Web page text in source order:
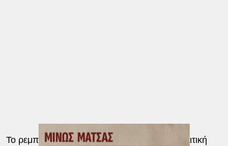
Το ρεμπέτικο, γεννήθηκε σε μια κοινωνικοπολιτική